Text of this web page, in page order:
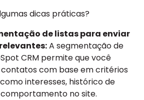
dicas práticas?
de listas para enviar
A segmentação de
CRM permite que você
contatos com base em critérios
interesses, histórico de
no site.